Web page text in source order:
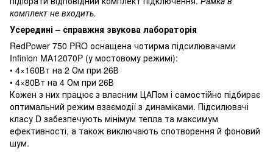
комплект не входить.
Усередині – справжня звукова лабораторія
RedPower 750 PRO оснащена чотирма підсилювачами
Infinion MA12070P (у мостовому режимі):
• 4×160Вт на 2 Ом при 26В
• 4×80Вт на 4 Ом при 26В
Кожен з них працює з власним ЦАПом і самостійно підбирає
оптимальний режим взаємодії з динаміками. Підсилювачі
класу D забезпечують мінімум тепла та максимум
ефективності, а також виключають спотворення й фоновий
шум.